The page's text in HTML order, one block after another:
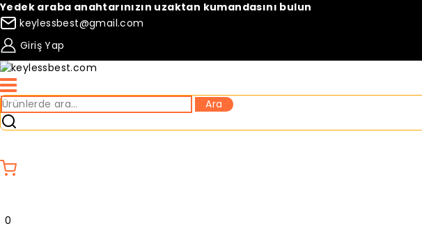
Skip
to
content
Yedek araba anahtarınızın uzaktan kumandasını bulun
keylessbest@gmail.com
Giriş Yap
Ara: Ara
0